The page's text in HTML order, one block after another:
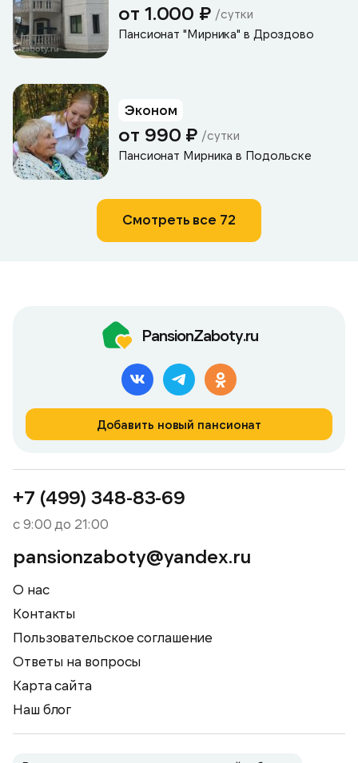
от 1.000 ₽ /сутки
Пансионат "Мирника" в Дроздово
Эконом
от 990 ₽ /сутки
Пансионат Мирника в Подольске
Смотреть все 72
PansionZaboty.ru
Добавить новый пансионат
+7 (499) 348-83-69
с 9:00 до 21:00
pansionzaboty@yandex.ru
О нас
Контакты
Пользовательское соглашение
Ответы на вопросы
Карта сайта
Наш блог